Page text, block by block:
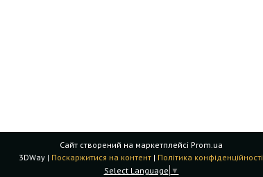
Сайт створений на маркетплейсі Prom.ua
3DWay | Поскаржитися на контент | Політика конфіденційності
Select Language ▼